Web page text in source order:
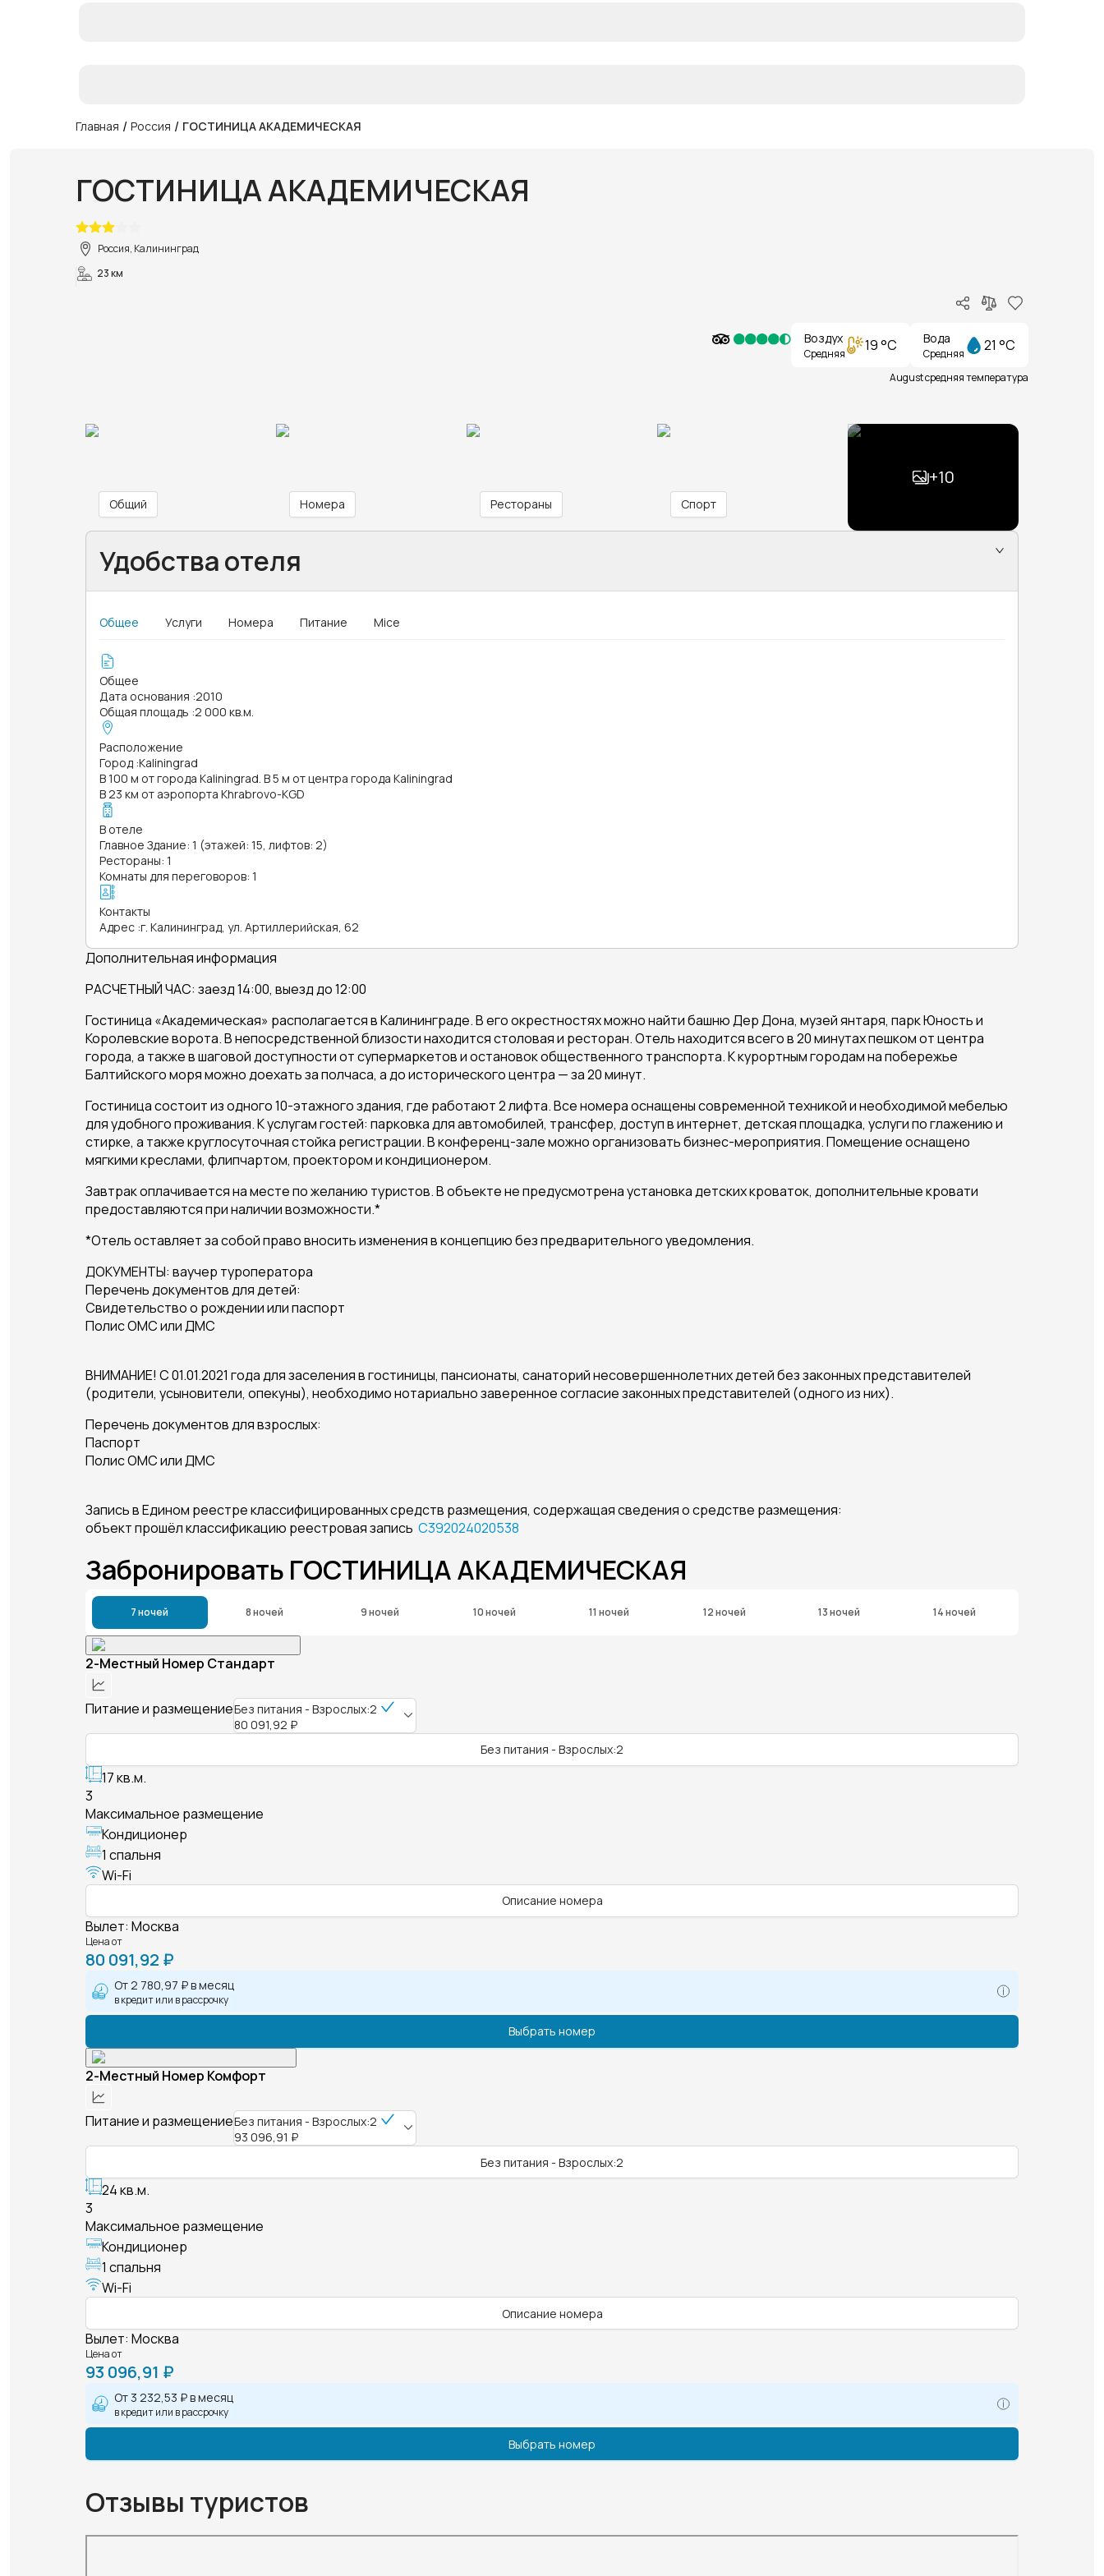
Главная / Россия / ГОСТИНИЦА АКАДЕМИЧЕСКАЯ
ГОСТИНИЦА АКАДЕМИЧЕСКАЯ
Россия, Калининград
23 км
Воздух
Средняя 19 °C Вода
Средняя 21 °C
August средняя температура
Общий Номера Рестораны Спорт
+10
Удобства отеля
Общее Услуги Номера Питание Mice
Общее
Дата основания :2010
Общая площадь :2 000 кв.м.
Расположение
Город :Kaliningrad
В 100 м от города Kaliningrad. В 5 м от центра города Kaliningrad
В 23 км от аэропорта Khrabrovo-KGD
В отеле
Главное Здание: 1 (этажей: 15, лифтов: 2)
Рестораны: 1
Комнаты для переговоров: 1
Контакты
Адрес :г. Калининград, ул. Артиллерийская, 62
Дополнительная информация
РАСЧЕТНЫЙ ЧАС: заезд 14:00, выезд до 12:00
Гостиница «Академическая» располагается в Калининграде. В его окрестностях можно найти башню Дер Дона, музей янтаря, парк Юность и
Королевские ворота. В непосредственной близости находится столовая и ресторан. Отель находится всего в 20 минутах пешком от центра
города, а также в шаговой доступности от супермаркетов и остановок общественного транспорта. К курортным городам на побережье
Балтийского моря можно доехать за полчаса, а до исторического центра — за 20 минут.
Гостиница состоит из одного 10-этажного здания, где работают 2 лифта. Все номера оснащены современной техникой и необходимой мебелью
для удобного проживания. К услугам гостей: парковка для автомобилей, трансфер, доступ в интернет, детская площадка, услуги по глажению и
стирке, а также круглосуточная стойка регистрации. В конференц-зале можно организовать бизнес-мероприятия. Помещение оснащено
мягкими креслами, флипчартом, проектором и кондиционером.
Завтрак оплачивается на месте по желанию туристов. В объекте не предусмотрена установка детских кроваток, дополнительные кровати
предоставляются при наличии возможности.*
*Отель оставляет за собой право вносить изменения в концепцию без предварительного уведомления.
ДОКУМЕНТЫ: ваучер туроператора
Перечень документов для детей:
Свидетельство о рождении или паспорт
Полис ОМС или ДМС
ВНИМАНИЕ! С 01.01.2021 года для заселения в гостиницы, пансионаты, санаторий несовершеннолетних детей без законных представителей
(родители, усыновители, опекуны), необходимо нотариально заверенное согласие законных представителей (одного из них).
Перечень документов для взрослых:
Паспорт
Полис ОМС или ДМС
Запись в Едином реестре классифицированных средств размещения, содержащая сведения о средстве размещения:
объект прошёл классификацию реестровая запись С392024020538
Забронировать ГОСТИНИЦА АКАДЕМИЧЕСКАЯ
7 ночей 8 ночей 9 ночей 10 ночей 11 ночей 12 ночей 13 ночей 14 ночей
2-Местный Номер Стандарт
Питание и размещениеБез питания - Взрослых:2
80 091,92 ₽
Без питания - Взрослых:2
17 кв.м.
3
Максимальное размещение
Кондиционер
1 спальня
Wi-Fi
Описание номера
Вылет: Москва
Цена от
80 091,92 ₽
От 2 780,97 ₽в месяц
в кредит или в рассрочку
Выбрать номер
2-Местный Номер Комфорт
Питание и размещениеБез питания - Взрослых:2
93 096,91 ₽
Без питания - Взрослых:2
24 кв.м.
3
Максимальное размещение
Кондиционер
1 спальня
Wi-Fi
Описание номера
Вылет: Москва
Цена от
93 096,91 ₽
От 3 232,53 ₽в месяц
в кредит или в рассрочку
Выбрать номер
Отзывы туристов